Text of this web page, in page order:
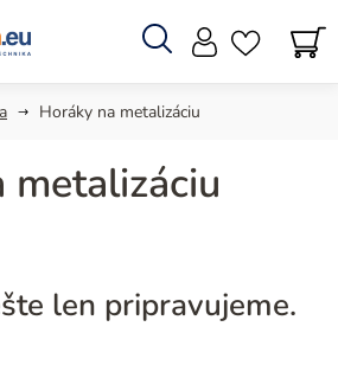
Hľadať
Horáky na metalizáciu
metalizáciu
len pripravujeme.